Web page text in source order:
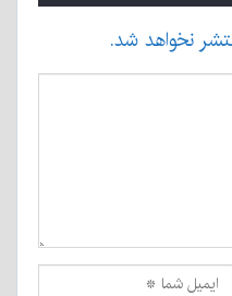
نخواهد شد.